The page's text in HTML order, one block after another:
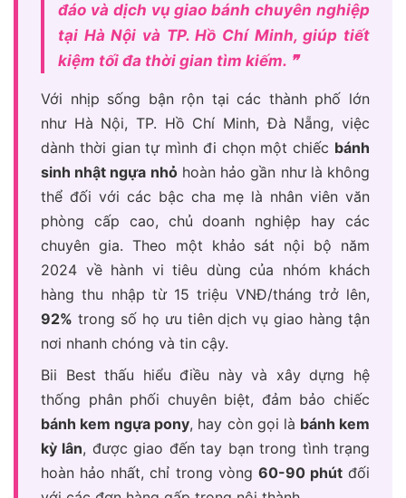
đáo và dịch vụ giao bánh chuyên nghiệp
tại Hà Nội và TP. Hồ Chí Minh, giúp tiết
kiệm tối đa thời gian tìm kiếm. ❞
Với nhịp sống bận rộn tại các thành phố lớn
như Hà Nội, TP. Hồ Chí Minh, Đà Nẵng, việc
dành thời gian tự mình đi chọn một chiếc bánh
sinh nhật ngựa nhỏhoàn hảo gần như là không
thể đối với các bậc cha mẹ là nhân viên văn
phòng cấp cao, chủ doanh nghiệp hay các
chuyên gia. Theo một khảo sát nội bộ năm
2024 về hành vi tiêu dùng của nhóm khách
hàng thu nhập từ 15 triệu VNĐ/tháng trở lên,
92% trong số họ ưu tiên dịch vụ giao hàng tận
nơi nhanh chóng và tin cậy.
Bii Best thấu hiểu điều này và xây dựng hệ
thống phân phối chuyên biệt, đảm bảo chiếc
bánh kem ngựa pony, hay còn gọi là bánh kem
kỳ lân, được giao đến tay bạn trong tình trạng
hoàn hảo nhất, chỉ trong vòng 60-90 phútđối